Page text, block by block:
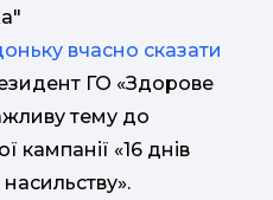
вчасно сказати
ГО «Здорове
тему до
кампанії «16 днів